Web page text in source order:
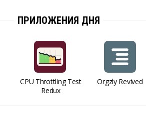
ПРИЛОЖЕНИЯ ДНЯ
CPU Throttling Test
Redux
Orgzly Revived